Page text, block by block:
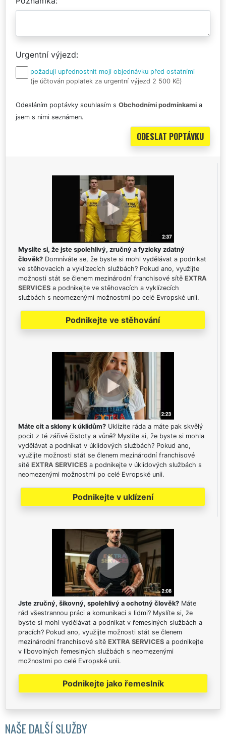
Urgentní výjezd
požaduji upřednostnit moji objednávku před ostatními
(je účtován poplatek za urgentní výjezd 2 500 Kč)
Odesláním poptávky souhlasím s Obchodními podmínkami a
jsem s nimi seznámen.
Myslíte si, že jste spolehlivý, zručný a fyzicky zdatný
člověk? Domníváte se, že byste si mohl vydělávat a podnikat
ve stěhovacích a vyklízecích službách? Pokud ano, využijte
možnosti stát se členem mezinárodní franchisové sítě EXTRA
SERVICES a podnikejte ve stěhovacích a vyklízecích
službách s neomezenými možnostmi po celé Evropské unii.
Podnikejte ve stěhování
Máte cit a sklony k úklidům? Uklízíte ráda a máte pak skvělý
pocit z té zářivé čistoty a vůně? Myslíte si, že byste si mohla
vydělávat a podnikat v úklidových službách? Pokud ano,
využijte možnosti stát se členem mezinárodní franchisové
sítě EXTRA SERVICES a podnikejte v úklidových službách s
neomezenými možnostmi po celé Evropské unii.
Podnikejte v uklízení
Jste zručný, šikovný, spolehlivý a ochotný člověk? Máte
rád všestrannou práci a komunikaci s lidmi? Myslíte si, že
byste si mohl vydělávat a podnikat v řemeslných službách a
pracích? Pokud ano, využijte možnosti stát se členem
mezinárodní franchisové sítě EXTRA SERVICES a podnikejte
v libovolných řemeslných službách s neomezenými
možnostmi po celé Evropské unii.
Podnikejte jako řemeslník
NAŠE DALŠÍ SLUŽBY